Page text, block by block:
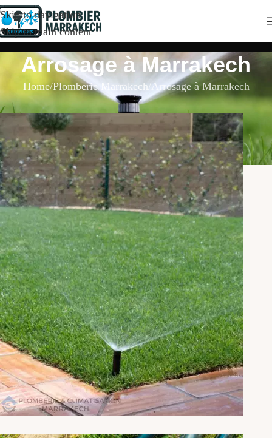
Skip to navigation
Skip to main content
Arrosage à Marrakech
Home Plomberie Marrakech Arrosage à Marrakech